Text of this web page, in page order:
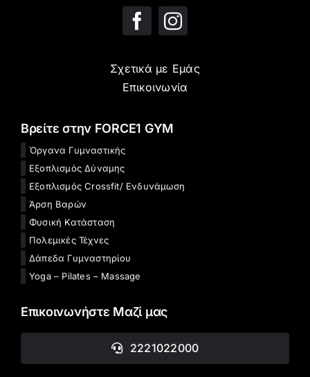
Σχετικά με Εμάς
Επικοινωνία
Βρείτε στην FORCE1 GYM
Όργανα Γυμναστικής
Εξοπλισμός Δύναμης
Εξοπλισμός Crossfit/ Ενδυνάμωση
Άρση Βαρών
Φυσική Κατάσταση
Πολεμικές Τέχνες
Δάπεδα Γυμναστηρίου
Yoga – Pilates – Massage
Επικοινωνήστε Μαζί μας
2221022000